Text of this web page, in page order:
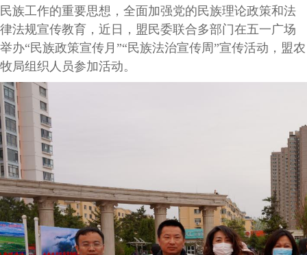
民族工作的重要思想，全面加强党的民族理论政策和法
律法规宣传教育，近日，盟民委联合多部门在五一广场
举办“民族政策宣传月”“民族法治宣传周”宣传活动，盟农
牧局组织人员参加活动。